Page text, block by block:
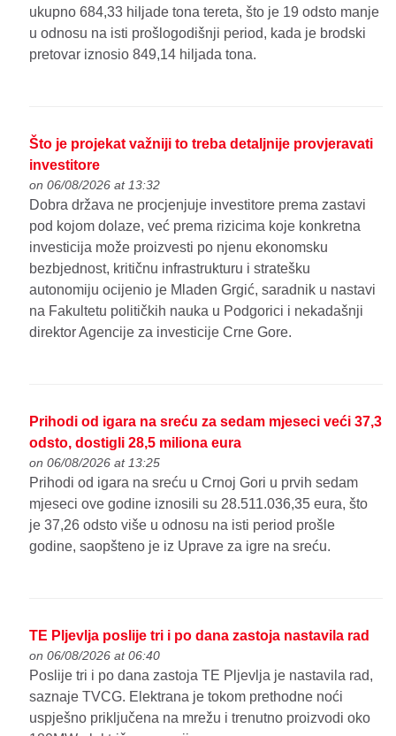
ukupno 684,33 hiljade tona tereta, što je 19 odsto manje
u odnosu na isti prošlogodišnji period, kada je brodski
pretovar iznosio 849,14 hiljada tona.
Što je projekat važniji to treba detaljnije provjeravati
investitore
on 06/08/2026 at 13:32
Dobra država ne procjenjuje investitore prema zastavi
pod kojom dolaze, već prema rizicima koje konkretna
investicija može proizvesti po njenu ekonomsku
bezbjednost, kritičnu infrastrukturu i stratešku
autonomiju ocijenio je Mladen Grgić, saradnik u nastavi
na Fakultetu političkih nauka u Podgorici i nekadašnji
direktor Agencije za investicije Crne Gore.
Prihodi od igara na sreću za sedam mjeseci veći 37,3
odsto, dostigli 28,5 miliona eura
on 06/08/2026 at 13:25
Prihodi od igara na sreću u Crnoj Gori u prvih sedam
mjeseci ove godine iznosili su 28.511.036,35 eura, što
je 37,26 odsto više u odnosu na isti period prošle
godine, saopšteno je iz Uprave za igre na sreću.
TE Pljevlja poslije tri i po dana zastoja nastavila rad
on 06/08/2026 at 06:40
Poslije tri i po dana zastoja TE Pljevlja je nastavila rad,
saznaje TVCG. Elektrana je tokom prethodne noći
uspješno priključena na mrežu i trenutno proizvodi oko